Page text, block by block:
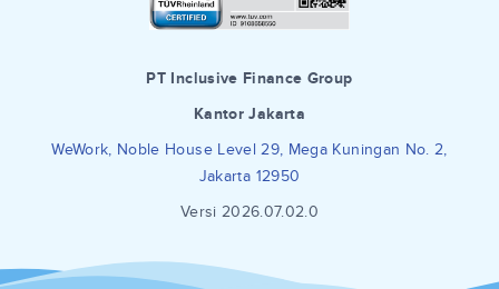
PT Inclusive Finance Group
Kantor Jakarta
WeWork, Noble House Level 29, Mega Kuningan No. 2,
Jakarta 12950
Versi 2026.07.02.0